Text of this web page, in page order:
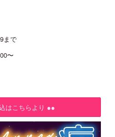
まで
〜
はこちらより ●●